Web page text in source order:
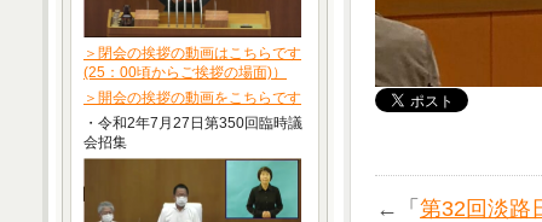
←「 第32回淡路
＞閉会の挨拶の動画はこちらです
(25：00頃からご挨拶の場面)）
＞開会の挨拶の動画をこちらです
・令和2年7月27日第350回臨時議
会招集